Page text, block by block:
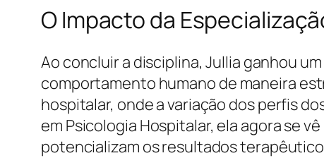
O Impacto da
Ao concluir a disciplina, Jullia ganhou
comportamento humano de maneira
hospitalar, onde a variação dos perfis
em Psicologia Hospitalar, ela agora se
potencializam os resultados